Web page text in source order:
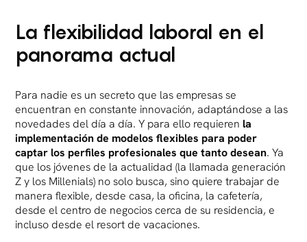
La flexibilidad laboral en el
panorama actual
Para nadie es un secreto que las empresas se
encuentran en constante innovación, adaptándose a las
novedades del día a día. Y para ello requieren la
implementación de modelos flexibles para poder
captar los perfiles profesionales que tanto desean. Ya
que los jóvenes de la actualidad (la llamada generación
Z y los Millenials) no solo busca, sino quiere trabajar de
manera flexible, desde casa, la oficina, la cafetería,
desde el centro de negocios cerca de su residencia, e
incluso desde el resort de vacaciones.